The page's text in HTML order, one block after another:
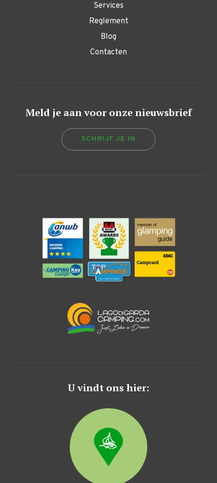
Services
Reglement
Blog
Contacten
Meld je aan voor onze nieuwsbrief
SCHRIJF JE IN
U vindt ons hier: